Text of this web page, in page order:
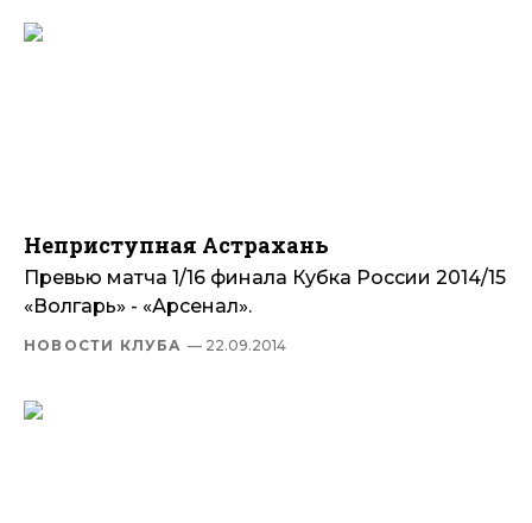
Неприступная Астрахань
Превью матча 1/16 финала Кубка России 2014/15
«Волгарь» - «Арсенал».
НОВОСТИ КЛУБА — 22.09.2014